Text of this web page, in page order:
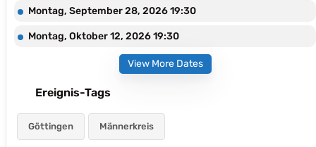
Montag, September 28, 2026 19:30
Montag, Oktober 12, 2026 19:30
View More Dates
Ereignis-Tags
Göttingen Männerkreis